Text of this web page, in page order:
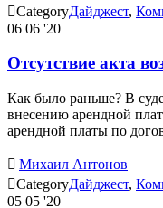
CategoryДайджест,
06 06 '20
Отсутствие акта
Как было раньше? В
внесению арендной
арендной платы по
 Михаил Антонов
CategoryДайджест,
05 05 '20